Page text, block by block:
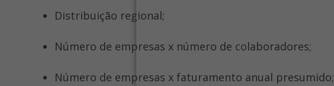
Distribuição regional;
Número de empresas x número de colaboradores;
Número de empresas x faturamento anual presumido;